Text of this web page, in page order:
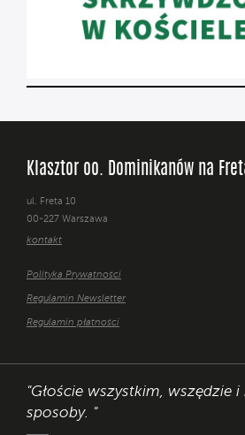
Klasztor oo. Dominikanów na
ul. Freta 10
00-227 Warszawa
kontakt
Polityka Prywatności
Regulamin Newsletter
Regulamin płatności
"Głoście wszystkim, wszędzie
sposoby. "